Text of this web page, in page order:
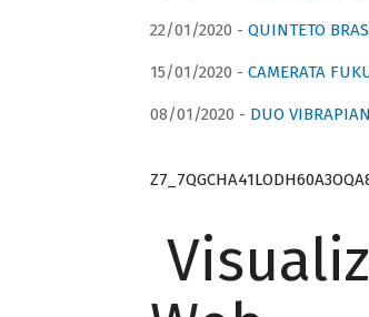
22/01/2020 - QUINTETO
15/01/2020 - CAMERATA
08/01/2020 - DUO